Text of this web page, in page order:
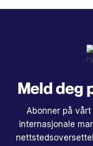
Meld deg
Abonner på
internasjonale